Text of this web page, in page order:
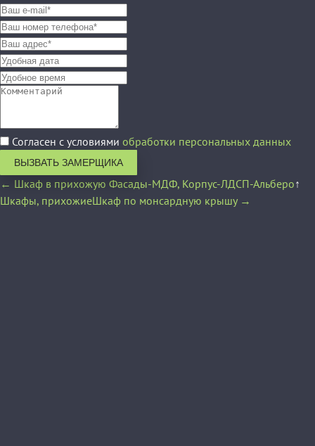
Согласен с условиями обработки персональных данных
ВЫЗВАТЬ ЗАМЕРЩИКА
← Шкаф в прихожую Фасады-МДФ, Корпус-ЛДСП-Альберо↑
Шкафы, прихожиеШкаф по монсардную крышу →